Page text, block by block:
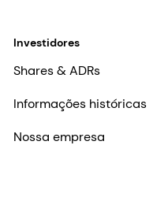
Investidores
Shares & ADRs
Informações históricas
Nossa empresa